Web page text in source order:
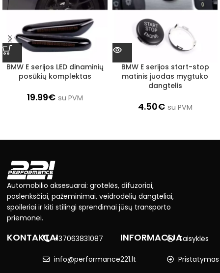
BMW E serijos LED dinaminių
posūkių komplektas
19.99€ su PVM
BMW E serijos start-stop
matinis juodas mygtuko
dangtelis
4.50€ su PVM
Automobilio aksesuarai: grotelės, difuzoriai,
poslenksčiai, pažeminimai, veidrodėlių dangteliai,
spoileriai ir kiti stilingi sprendimai jūsų transporto
priemonei.
KONTAKTAI+37063831087
info@performance221.lt
INFORMACIJATaisyklės
Pristatymas